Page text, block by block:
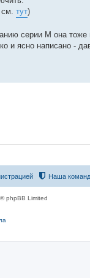
см. тут)
серии M она
и ясно написано -
Наша
phpBB Limited